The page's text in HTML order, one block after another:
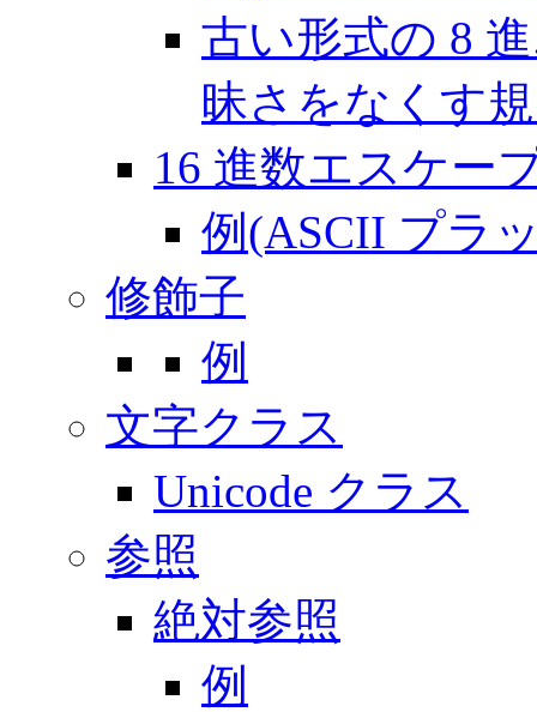
古い形式の 8
昧さをなくす
16 進数エスケー
例(ASCII プラ
修飾子
例
文字クラス
Unicode クラス
参照
絶対参照
例